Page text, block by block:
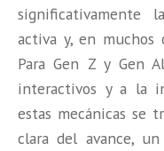
significativamente
activa y, en muchos
Para Gen Z y Gen
interactivos y a la
estas mecánicas se
clara del avance,